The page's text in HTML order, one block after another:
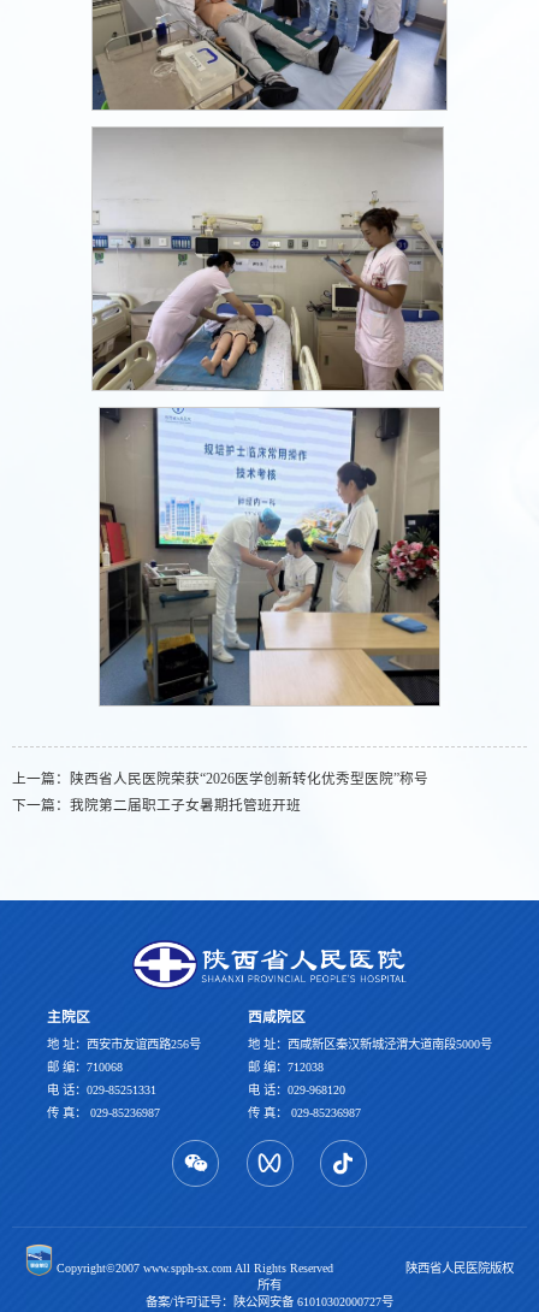
上一篇：
陕西省人民医院荣获“2026医学创新转化优秀型医院”称号
下一篇： 我院第二届职工子女暑期托管班开班
主院区
地 址：西安市友谊西路256号
邮 编：710068
电 话：029-85251331
传 真： 029-85236987
西咸院区
地 址：西咸新区秦汉新城泾渭大道南段5000号
邮 编：712038
电 话：029-968120
传 真： 029-85236987
Copyright©2007 www.spph-sx.com All Rights Reserved 陕西省人民医院版权
所有
备案/许可证号：陕公网安备 61010302000727号